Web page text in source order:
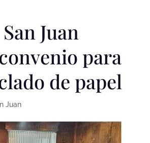
Juan
para
de papel
Juan